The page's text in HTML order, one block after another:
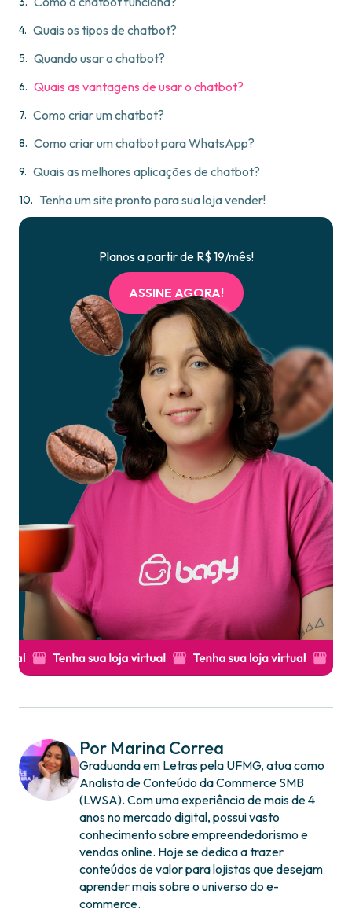
Quais os tipos de chatbot?
Quando usar o chatbot?
Quais as vantagens de usar o chatbot?
Como criar um chatbot?
Como criar um chatbot para WhatsApp?
Quais as melhores aplicações de chatbot?
Tenha um site pronto para sua loja vender!
Planos a partir de R$ 19/mês!
ASSINE AGORA!
Por Marina Correa
Graduanda em Letras pela UFMG, atua como
Analista de Conteúdo da Commerce SMB
(LWSA). Com uma experiência de mais de 4
anos no mercado digital, possui vasto
conhecimento sobre empreendedorismo e
vendas online. Hoje se dedica a trazer
conteúdos de valor para lojistas que desejam
aprender mais sobre o universo do e-
commerce.